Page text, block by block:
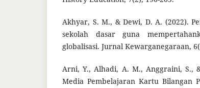
Akhyar, S. M., & Dewi, D. A. (2022).
sekolah dasar guna
globalisasi. Jurnal Kewarganegaraan,
Arni, Y., Alhadi, A. M., Anggraini, S.,
Media Pembelajaran Kartu Bilangan